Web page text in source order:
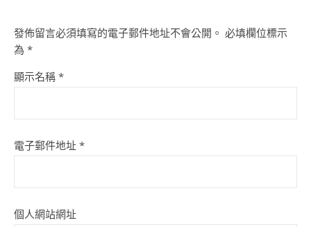
發佈留言必須填寫的電子郵件地址不會公開。 必填欄位標示
為 *
顯示名稱 *
電子郵件地址 *
個人網站網址